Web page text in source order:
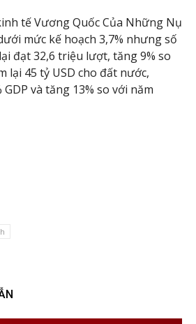
tế Vương Quốc Của Những Nụ
mức kế hoạch 3,7% nhưng số
đạt 32,6 triệu lượt, tăng 9% so
lại 45 tỷ USD cho đất nước,
và tăng 13% so với năm